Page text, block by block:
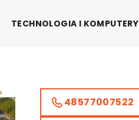
TECHNOLOGIA I KOMPUTERY
48577007522